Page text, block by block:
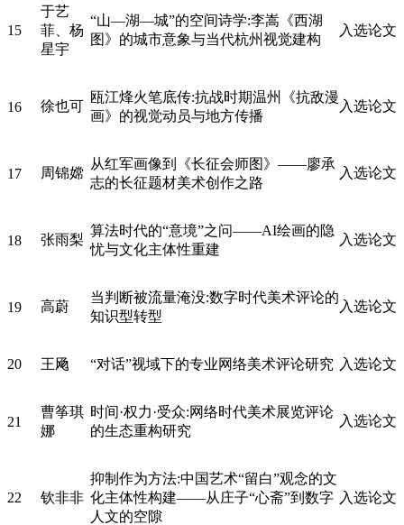
15
于艺
菲、杨
星宇
“山—湖—城”的空间诗学:李嵩《西湖
图》的城市意象与当代杭州视觉建构
入选论文
16 徐也可
瓯江烽火笔底传:抗战时期温州《抗敌漫
画》的视觉动员与地方传播
入选论文
17 周锦嫦
从红军画像到《长征会师图》——廖承
志的长征题材美术创作之路
入选论文
18 张雨梨
算法时代的“意境”之问——AI绘画的隐
忧与文化主体性重建
入选论文
19 高蔚
当判断被流量淹没:数字时代美术评论的
知识型转型
入选论文
20 王飏 “对话”视域下的专业网络美术评论研究 入选论文
21
曹筝琪
娜
时间·权力·受众:网络时代美术展览评论
的生态重构研究
入选论文
22 钦非非
抑制作为方法:中国艺术“留白”观念的文
化主体性构建——从庄子“心斋”到数字
人文的空隙
入选论文